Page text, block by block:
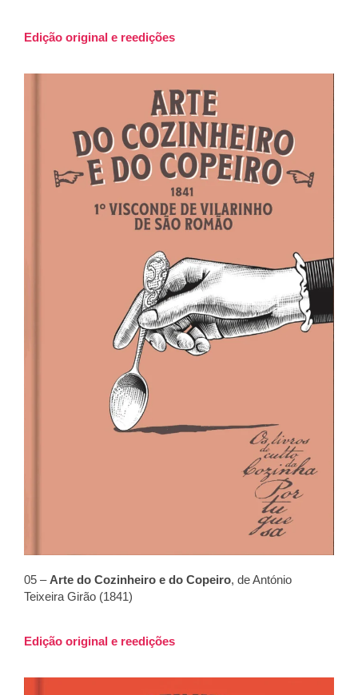
Edição original e reedições
05 –Arte do Cozinheiro e do Copeiro, de António
Teixeira Girão (1841)
Edição original e reedições